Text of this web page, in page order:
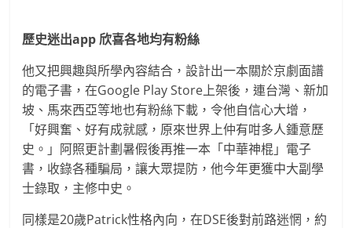
歷史迷出app 欣喜各地均有粉絲
他又把興趣與所學內容結合，設計出一本關於京劇面譜
的電子書，在Google Play Store上架後，連台灣、新加
坡、馬來西亞等地也有粉絲下載，令他自信心大增，
「好興奮、好有成就感，原來世界上仲有咁多人鍾意歷
史。」阿照更計劃暑假後再推一本「中華神棍」電子
書，收錄各種騙局，讓大眾提防，他今年更獲中大副學
士錄取，主修中史。
同樣是20歲Patrick性格內向，在DSE後對前路迷惘，約